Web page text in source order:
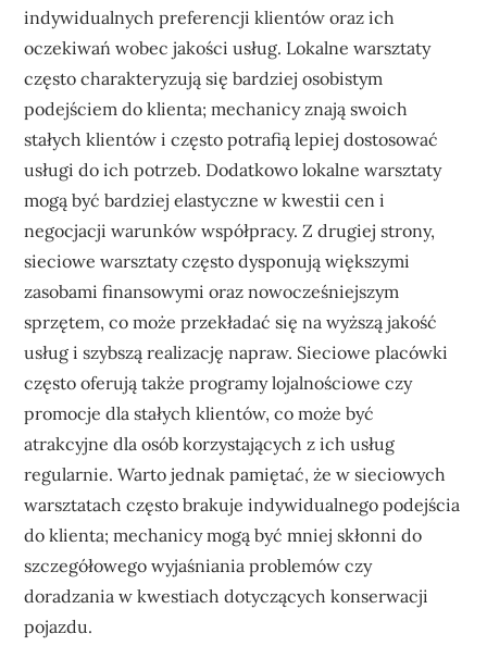
indywidualnych preferencji klientów oraz ich
oczekiwań wobec jakości usług. Lokalne warsztaty
często charakteryzują się bardziej osobistym
podejściem do klienta; mechanicy znają swoich
stałych klientów i często potrafią lepiej dostosować
usługi do ich potrzeb. Dodatkowo lokalne warsztaty
mogą być bardziej elastyczne w kwestii cen i
negocjacji warunków współpracy. Z drugiej strony,
sieciowe warsztaty często dysponują większymi
zasobami finansowymi oraz nowocześniejszym
sprzętem, co może przekładać się na wyższą jakość
usług i szybszą realizację napraw. Sieciowe placówki
często oferują także programy lojalnościowe czy
promocje dla stałych klientów, co może być
atrakcyjne dla osób korzystających z ich usług
regularnie. Warto jednak pamiętać, że w sieciowych
warsztatach często brakuje indywidualnego podejścia
do klienta; mechanicy mogą być mniej skłonni do
szczegółowego wyjaśniania problemów czy
doradzania w kwestiach dotyczących konserwacji
pojazdu.